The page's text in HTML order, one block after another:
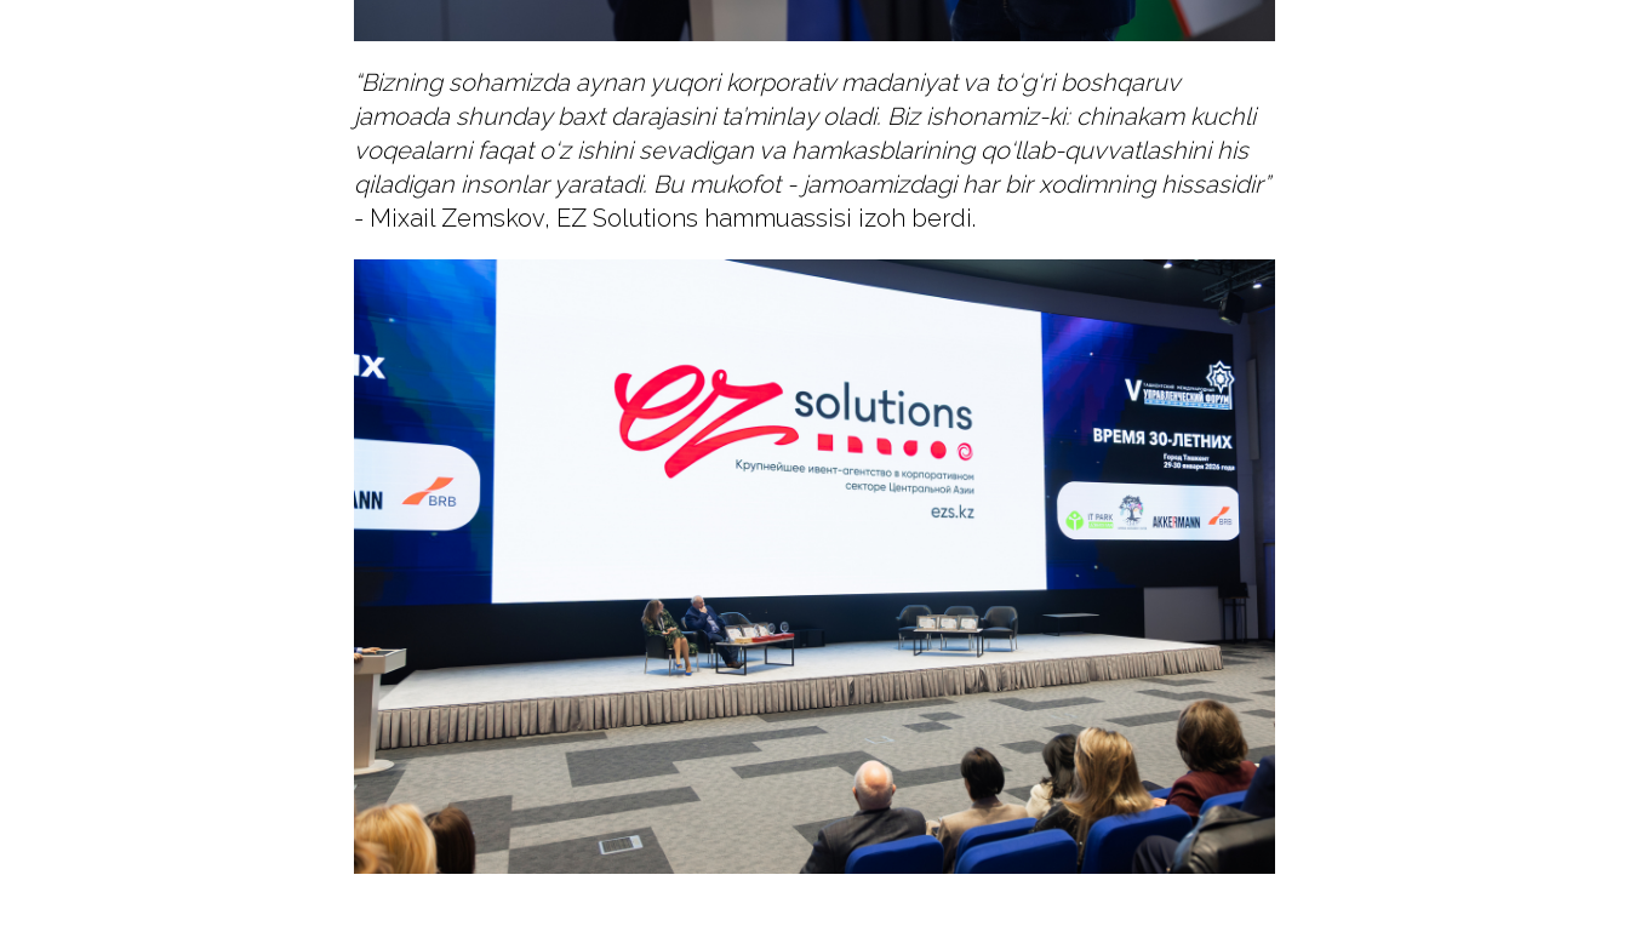
“Bizning sohamizda aynan yuqori korporativ madaniyat va to‘g‘ri boshqaruv
jamoada shunday baxt darajasini ta’minlay oladi. Biz ishonamiz-ki: chinakam kuchli
voqealarni faqat o‘z ishini sevadigan va hamkasblarining qo‘llab-quvvatlashini his
qiladigan insonlar yaratadi. Bu mukofot - jamoamizdagi har bir xodimning hissasidir”
- Mixail Zemskov, EZ Solutions hammuassisi izoh berdi.